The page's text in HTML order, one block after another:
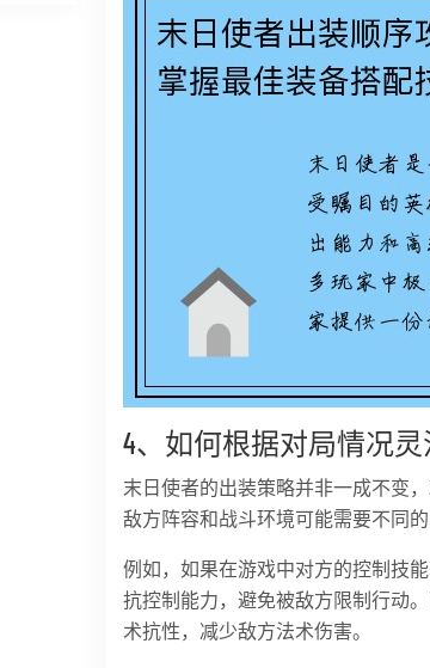
4、如何根据对局情况
末日使者的出装策略并非一成不变
敌方阵容和战斗环境可能需要不同的
例如，如果在游戏中对方的控制技
抗控制能力，避免被敌方限制行动
术抗性，减少敌方法术伤害。